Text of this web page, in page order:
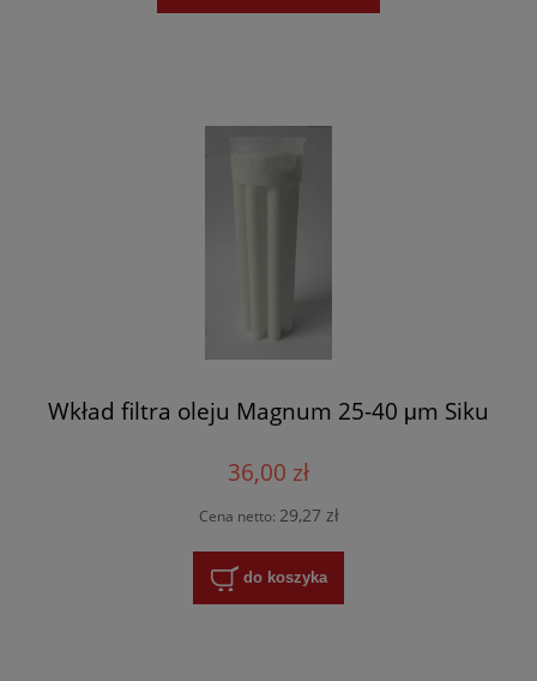
Wkład filtra oleju Magnum 25-40 μm Siku
36,00 zł
Cena netto: 29,27 zł
do koszyka